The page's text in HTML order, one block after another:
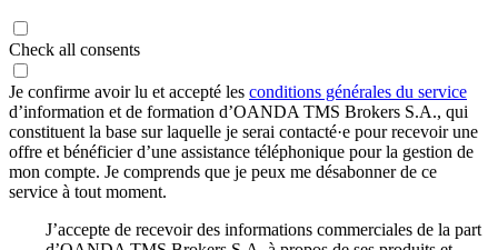
Check all consents
Je confirme avoir lu et accepté les conditions générales du service
d’information et de formation d’OANDA TMS Brokers S.A., qui
constituent la base sur laquelle je serai contacté·e pour recevoir une
offre et bénéficier d’une assistance téléphonique pour la gestion de
mon compte. Je comprends que je peux me désabonner de ce
service à tout moment.
J’accepte de recevoir des informations commerciales de la part